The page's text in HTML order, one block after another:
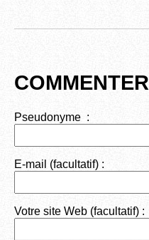
COMMENTER
Pseudonyme :
E-mail (facultatif) :
Votre site Web (facultatif) :